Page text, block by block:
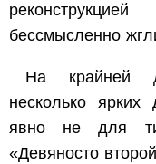
бессмысленно
На крайней
несколько
явно не для
«Девяносто